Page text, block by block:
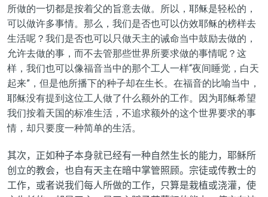
所做的一切都是按着父的旨意去做。所以，耶稣是轻松的，
可以做许多事情。那么，我们是否也可以仿效耶稣的榜样去
生活呢？我们是否也可以只做天主的诫命当中鼓励去做的，
允许去做的事，而不去管那些世界所要求做的事情呢？这
样，我们也可以像福音当中的那个工人一样“夜间睡觉，白天
起来”，但是他所播下的种子却在生长。在福音的比喻当中，
耶稣没有提到这位工人做了什么额外的工作。因为耶稣希望
我们按着天国的标准生活，不追求额外的这个世界要求的事
情，却只要度一种简单的生活。
其次，正如种子本身就已经有一种自然生长的能力，耶稣所
创立的教会，也自有天主在暗中掌管照顾。宗徒或传教士的
工作，或者说我们每人所做的工作，只算是栽植或浇灌，使